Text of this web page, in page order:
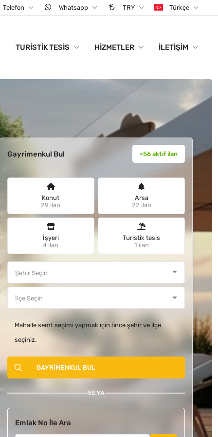
Telefon Whatsapp TRY Türkçe
TURISTIK TESIS HIZMETLER İLETIŞIM
Gayrimenkul Bul 56 aktif ilan
Konut
29 ilan
Arsa
22 ilan
İşyeri
4 ilan
Turistik tesis
1 ilan
Mahalle semt seçimi yapmak için önce şehir ve ilçe
seçiniz.
GAYRIMENKUL BUL
VEYA
Emlak No İle Ara